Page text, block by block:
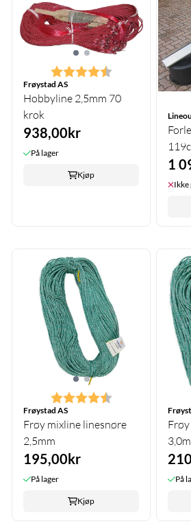
Karakter: 4.6 av 5 mulige
Frøystad AS
Hobbyline 2,5mm 70
krok
938,00kr
På lager
Kjøp
1
Ikke
Karakter: 4.8 av 5 mulige
Frøystad AS
Frøy mixline linesnøre
2,5mm
195,00kr
På lager
Kjøp
På